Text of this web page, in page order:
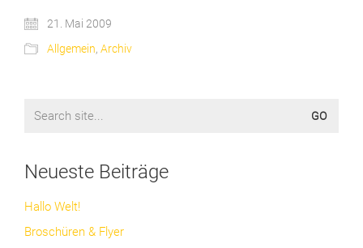
21. Mai 2009
Allgemein, Archiv
for:
Neueste Beiträge
Hallo Welt!
Broschüren & Flyer